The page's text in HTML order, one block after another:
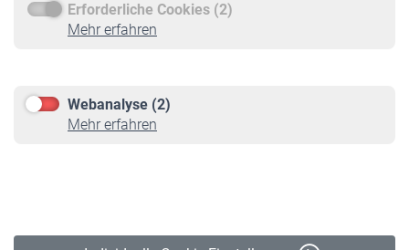
Erforderliche Cookies (2)
Mehr erfahren
Webanalyse (2)
Mehr erfahren
Service
Informationen
Online-Rechner
VBLnewsletter
Erklärung zur Barrierefreiheit